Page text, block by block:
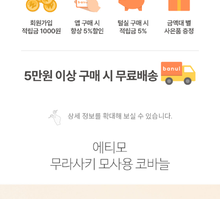
상세 정보를 확대해 보실 수 있습니다.